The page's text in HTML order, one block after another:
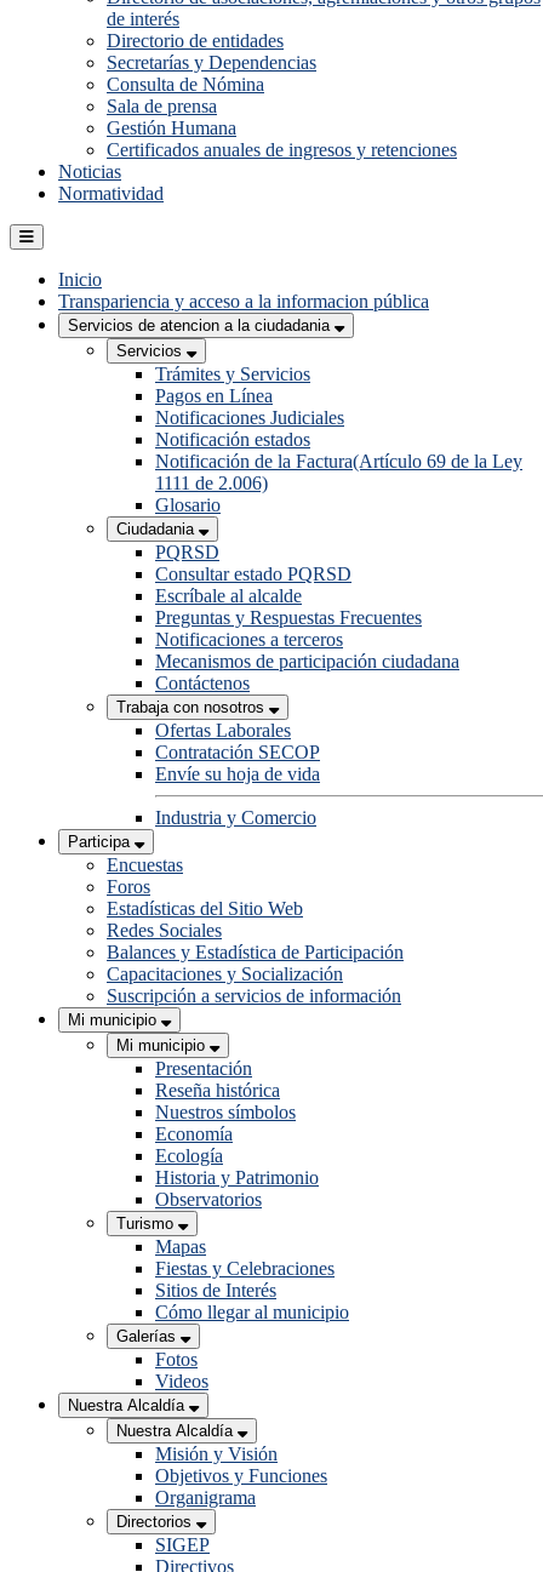
de interés
Directorio de entidades
Secretarías y Dependencias
Consulta de Nómina
Sala de prensa
Gestión Humana
Certificados anuales de ingresos y retenciones
Noticias
Normatividad
Inicio
Transpariencia y acceso a la informacion pública
Servicios de atencion a la ciudadania
Servicios
Trámites y Servicios
Pagos en Línea
Notificaciones Judiciales
Notificación estados
Notificación de la Factura(Artículo 69 de la Ley
1111 de 2.006)
Glosario
Ciudadania
PQRSD
Consultar estado PQRSD
Escríbale al alcalde
Preguntas y Respuestas Frecuentes
Notificaciones a terceros
Mecanismos de participación ciudadana
Contáctenos
Trabaja con nosotros
Ofertas Laborales
Contratación SECOP
Envíe su hoja de vida
Industria y Comercio
Participa
Encuestas
Foros
Estadísticas del Sitio Web
Redes Sociales
Balances y Estadística de Participación
Capacitaciones y Socialización
Suscripción a servicios de información
Mi municipio
Mi municipio
Presentación
Reseña histórica
Nuestros símbolos
Economía
Ecología
Historia y Patrimonio
Observatorios
Turismo
Mapas
Fiestas y Celebraciones
Sitios de Interés
Cómo llegar al municipio
Galerías
Fotos
Videos
Nuestra Alcaldía
Nuestra Alcaldía
Misión y Visión
Objetivos y Funciones
Organigrama
Directorios
SIGEP
Directivos